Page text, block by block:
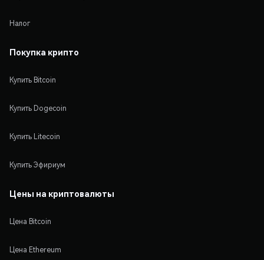
Налог
Покупка крипто
Купить Bitcoin
Купить Dogecoin
Купить Litecoin
Купить Эфириум
Цены на криптовалюты
Цена Bitcoin
Цена Ethereum